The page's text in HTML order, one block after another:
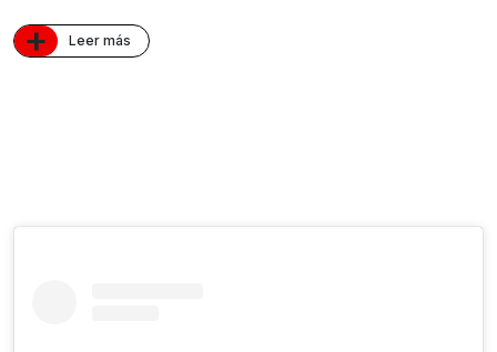
+ Leer más